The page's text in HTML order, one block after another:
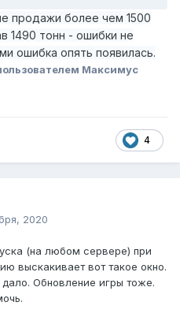
продажи более чем 1500
1490 тонн - ошибки не
ошибка опять появилась.
Максимус
4
2020
(на любом сервере) при
выскакивает вот такое окно.
Обновление игры тоже.